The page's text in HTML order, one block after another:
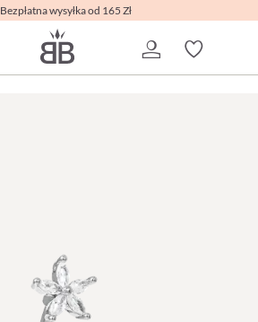
Bezpłatna wysyłka od 165 Zł